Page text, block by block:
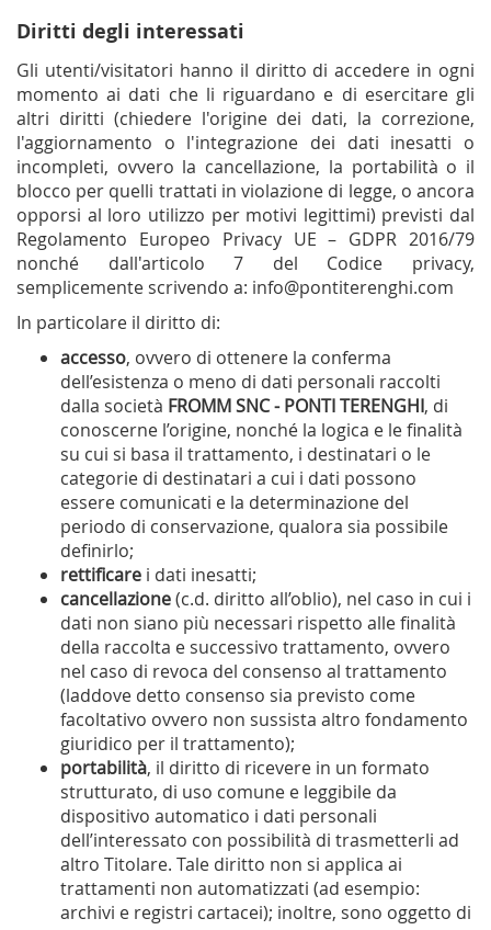
Diritti degli interessati
Gli utenti/visitatori hanno il diritto di accedere in ogni
momento ai dati che li riguardano e di esercitare gli
altri diritti (chiedere l'origine dei dati, la correzione,
l'aggiornamento o l'integrazione dei dati inesatti o
incompleti, ovvero la cancellazione, la portabilità o il
blocco per quelli trattati in violazione di legge, o ancora
opporsi al loro utilizzo per motivi legittimi) previsti dal
Regolamento Europeo Privacy UE – GDPR 2016/79
nonché dall'articolo 7 del Codice privacy,
semplicemente scrivendo a: info@pontiterenghi.com
In particolare il diritto di:
accesso, ovvero di ottenere la conferma
dell’esistenza o meno di dati personali raccolti
dalla società FROMM SNC - PONTI TERENGHI, di
conoscerne l’origine, nonché la logica e le finalità
su cui si basa il trattamento, i destinatari o le
categorie di destinatari a cui i dati possono
essere comunicati e la determinazione del
periodo di conservazione, qualora sia possibile
definirlo;
rettificare i dati inesatti;
cancellazione(c.d. diritto all’oblio), nel caso in cui i
dati non siano più necessari rispetto alle finalità
della raccolta e successivo trattamento, ovvero
nel caso di revoca del consenso al trattamento
(laddove detto consenso sia previsto come
facoltativo ovvero non sussista altro fondamento
giuridico per il trattamento);
portabilità, il diritto di ricevere in un formato
strutturato, di uso comune e leggibile da
dispositivo automatico i dati personali
dell’interessato con possibilità di trasmetterli ad
altro Titolare. Tale diritto non si applica ai
trattamenti non automatizzati (ad esempio:
archivi e registri cartacei); inoltre, sono oggetto di